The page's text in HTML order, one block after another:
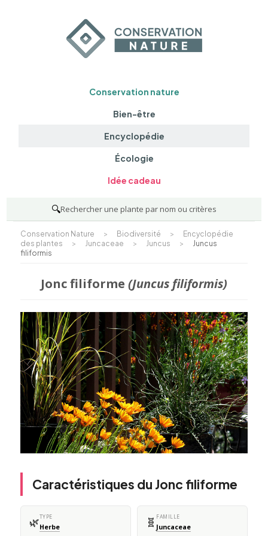
Conservation nature
Bien-être
Encyclopédie
Écologie
Idée cadeau
🔍Rechercher une plante par nom ou critères
Conservation Nature > Biodiversité >
Encyclopédie
des plantes
> Juncaceae > Juncus >
Juncus
filiformis
Jonc filiforme (Juncus filiformis)
Caractéristiques du Jonc filiforme
🌿TYPE
Herbe 🧬 FAMILLE
Juncaceae